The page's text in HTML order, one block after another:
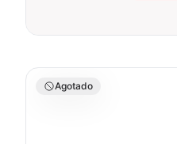
Estructura De Fondos/
Agotado